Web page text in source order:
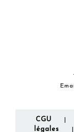
CGU
légales